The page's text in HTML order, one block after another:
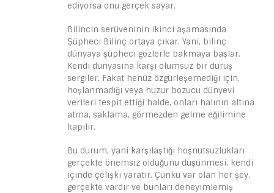
ediyorsa onu gerçek sayar.
Bilincin serüveninin ikinci aşamasında
Şüpheci Bilinç ortaya çıkar. Yani, bilinç
dünyaya şüpheci gözlerle bakmaya başlar.
Kendi dünyasına karşı olumsuz bir duruş
sergiler. Fakat henüz özgürleşemediği için,
hoşlanmadığı veya huzur bozucu dünyevi
verileri tespit ettiği halde, onları halının altına
atma, saklama, görmezden gelme eğilimine
kapılır.
Bu durum, yani karşılaştığı hoşnutsuzlukları
gerçekte önemsiz olduğunu düşünmesi, kendi
içinde çelişki yaratır. Çünkü var olan her şey,
gerçekte vardır ve bunları deneyimlemiş